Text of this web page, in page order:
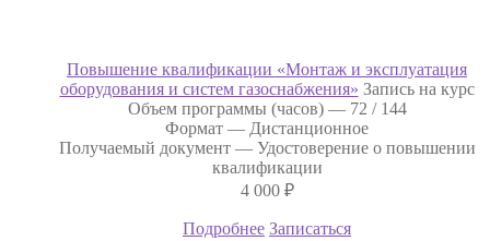
Повышение квалификации «Монтаж и эксплуатация
оборудования и систем газоснабжения» Запись на курс
Объем программы (часов) — 72 / 144
Формат — Дистанционное
Получаемый документ — Удостоверение о повышении
квалификации
4 000 ₽
Подробнее Записаться